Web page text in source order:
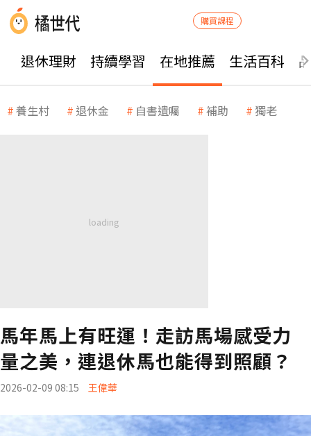
購買課程
退休理財 持續學習 在地推薦 生活百科
養生村 退休金 自書遺囑 補助 獨老
馬年馬上有旺運！走訪馬場感受力
量之美，連退休馬也能得到照顧？
2026-02-09 08:15 王偉華